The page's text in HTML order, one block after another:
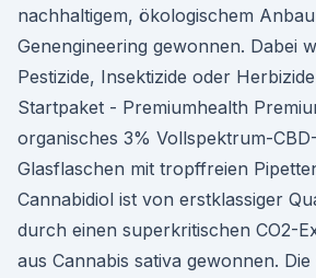
nachhaltigem, ökologischem
Genengineering gewonnen. Dabei
Pestizide, Insektizide oder
Startpaket - Premiumhealth
organisches 3% Vollspektrum-
Glasflaschen mit tropffreien
Cannabidiol ist von erstklassiger
durch einen superkritischen CO2-
aus Cannabis sativa gewonnen.